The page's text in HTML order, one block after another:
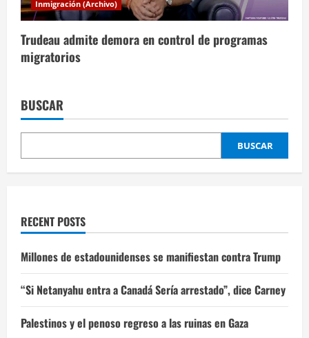
Inmigración (Archivo)
Trudeau admite demora en control de programas
migratorios
BUSCAR
BUSCAR
RECENT POSTS
Millones de estadounidenses se manifiestan contra Trump
“Si Netanyahu entra a Canadá Sería arrestado”, dice Carney
Palestinos y el penoso regreso a las ruinas en Gaza